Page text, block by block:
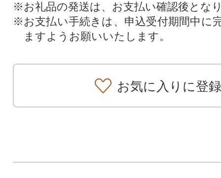
※お礼品の発送は、お支払い確認後とな
※お支払い手続きは、申込受付期間中に
ますようお願いいたします。
お気に入りに登録